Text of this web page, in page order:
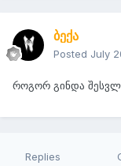
ბექა
Posted July
როგორ გინდა
Replies